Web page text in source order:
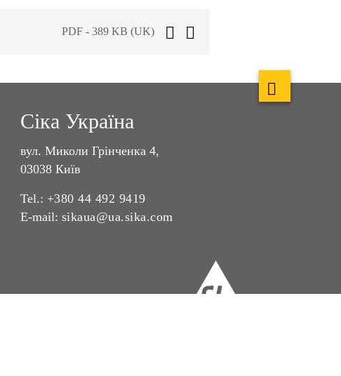
PDF - 389 KB (UK)
Сіка Україна
вул. Миколи Грінченка 4,
03038 Київ
Tel.: +380 44 492 9419
E-mail: sikaua@ua.sika.com